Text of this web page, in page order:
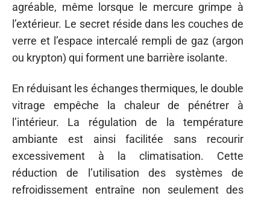
agréable, même lorsque le mercure grimpe à
l’extérieur. Le secret réside dans les couches de
verre et l’espace intercalé rempli de gaz (argon
ou krypton) qui forment une barrière isolante.
En réduisant les échanges thermiques, le double
vitrage empêche la chaleur de pénétrer à
l’intérieur. La régulation de la température
ambiante est ainsi facilitée sans recourir
excessivement à la climatisation. Cette
réduction de l’utilisation des systèmes de
refroidissement entraîne non seulement des